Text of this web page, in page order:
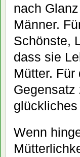
nach
Männer.
Schönste,
dass sie
Mütter.
Gegensatz
Wenn